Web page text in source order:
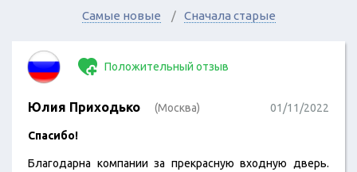
Самые новые Сначала старые
Положительный отзыв
Юлия Приходько (Москва) 01/11/2022
Спасибо!
Благодарна компании за прекрасную входную дверь.